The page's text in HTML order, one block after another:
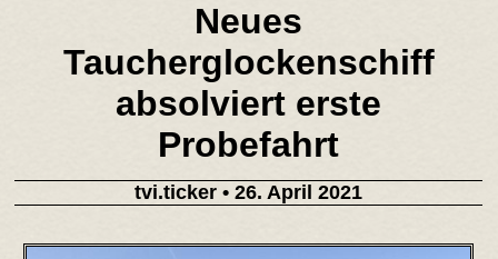
Neues
Taucherglockenschiff
absolviert erste
Probefahrt
tvi.ticker • 26. April 2021